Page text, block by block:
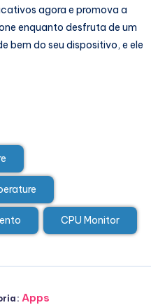
agora e promova a
enquanto desfruta de um
bem do seu dispositivo, e ele
CPU Monitor
Apps